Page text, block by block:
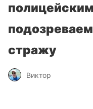
стражу
Виктор